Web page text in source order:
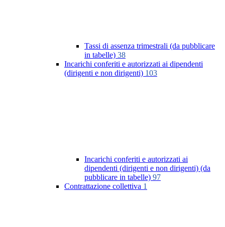
Tassi di assenza trimestrali (da pubblicare
in tabelle) 38
Incarichi conferiti e autorizzati ai dipendenti
(dirigenti e non dirigenti) 103
Incarichi conferiti e autorizzati ai
dipendenti (dirigenti e non dirigenti) (da
pubblicare in tabelle) 97
Contrattazione collettiva 1